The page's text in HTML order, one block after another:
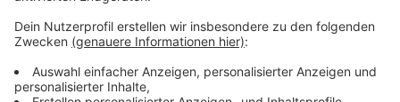
Italien oder Städte wie London und Wien, die jeweils
rund 50 mal pro Woche angeflogen werden. Insgesamt
gibt es im Sommer inLohausenin Schnitt rund 3.300
Starts und Landungen pro Woche.